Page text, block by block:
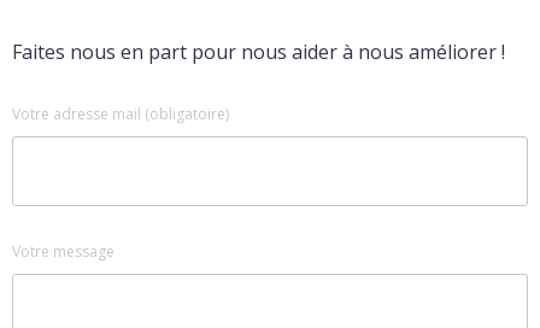
Faites nous en part pour nous aider à nous améliorer !
Votre adresse mail (obligatoire)
Votre message